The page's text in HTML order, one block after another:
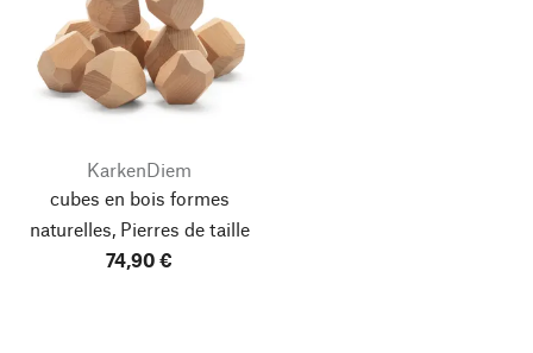
KarkenDiem
cubes en bois formes
naturelles, Pierres de taille
74,90 €